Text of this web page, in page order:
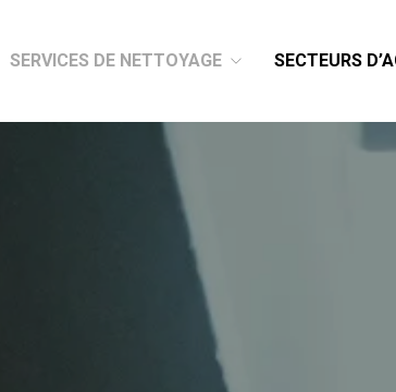
SERVICES DE NETTOYAGE SECTEURS